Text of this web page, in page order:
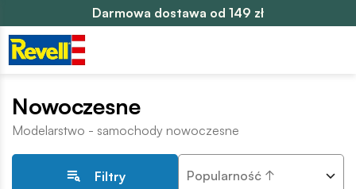
Darmowa dostawa od 149 zł
Nowoczesne
Modelarstwo - samochody nowoczesne
Filtry Popularność ↑